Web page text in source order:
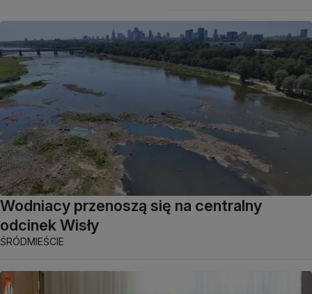
Wodniacy przenoszą się na centralny
odcinek Wisły
ŚRÓDMIEŚCIE